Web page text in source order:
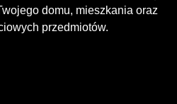
domu, mieszkania oraz
przedmiotów.